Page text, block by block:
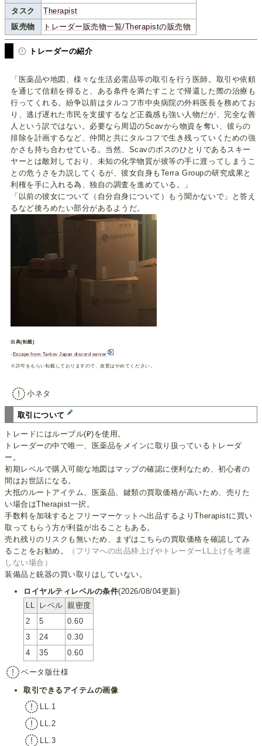
タスク
Therapist
販売物
トレーダー販売物一覧/Therapistの販売物
トレーダーの紹介
「医薬品や地図、様々な生活必需品等の取引を行う医師。取引や依頼
を通じて信頼を得ると、ある条件を満たすことで帰還した際の治療も
行ってくれる。紛争以前はタルコフ市中央病院の外科医長を務めてお
り、逃げ遅れた市民を支援するなど正義感も強い人物だが、完全な善
人という訳ではない。必要なら周辺のScavから物資を奪い、彼らの
排除を計画するなど、仲間と共にタルコフで生き残っていくための強
かさも持ち合わせている。当然、Scavのボスのひとりであるスキー
ヤーとは敵対しており、未知の化学物質が彼等の手に渡ってしまうこ
との危うさを力説してくるが、彼女自身もTerra Groupの研究成果と
利権を手に入れる為、独自の調査を進めている。」
「以前の彼女について（自分自身について）もう聞かないで」と答え
るなど後ろめたい部分があるようだ。
出典(転載)
- Escape from Tarkov Japan discord server
※許可をもらい転載しておりますので、改変はやめてください。
小ネタ
取引について
トレードにはルーブル(₽)を使用。
トレーダーの中で唯一、医薬品をメインに取り扱っているトレーダ
ー。
初期レベルで購入可能な地図はマップの確認に便利なため、初心者の
間はお世話になる。
大抵のルートアイテム、医薬品、鍵類の買取価格が高いため、売りた
い場合はTherapist一択。
手数料を加味するとフリーマーケットへ出品するよりTherapistに買い
取ってもらう方が利益が出ることもある。
売れ残りのリスクも無いため、まずはこちらの買取価格を確認してみ
ることをお勧め。
（フリマへの出品枠上げやトレーダーLL上げを考慮
しない場合）
装備品と銃器の買い取りはしていない。
ロイヤルティレベルの条件(2026/08/04更新)
LL
レベル 親密度
2
5
0.60
3
24
0.30
4
35 0.60
ベータ版仕様
取引できるアイテムの画像
LL.1
LL.2
LL.3